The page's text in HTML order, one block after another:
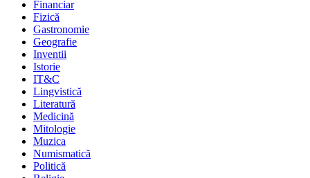
Financiar
Fizică
Gastronomie
Geografie
Inventii
Istorie
IT&C
Lingvistică
Literatură
Medicină
Mitologie
Muzica
Numismatică
Politică